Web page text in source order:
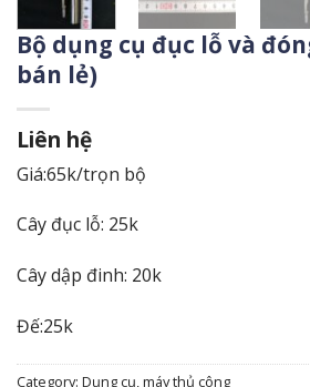
Bộ dụng cụ đục lỗ và
bán lẻ)
Liên hệ
Giá:65k/trọn bộ
Cây đục lỗ: 25k
Cây dập đinh: 20k
Đế:25k
Category: Dụng cụ, máy thủ công